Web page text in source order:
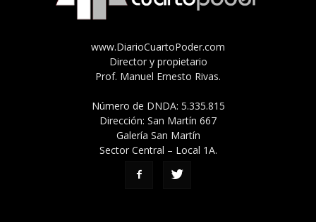
www.DiarioCuartoPoder.com
Director y propietario
Prof. Manuel Ernesto Rivas.
Número de DNDA: 5.335.815
Dirección: San Martín 667
Galería San Martín
Sector Central – Local 1A.